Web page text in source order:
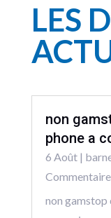
LES
non
phone a
6 Août|
non gamstop